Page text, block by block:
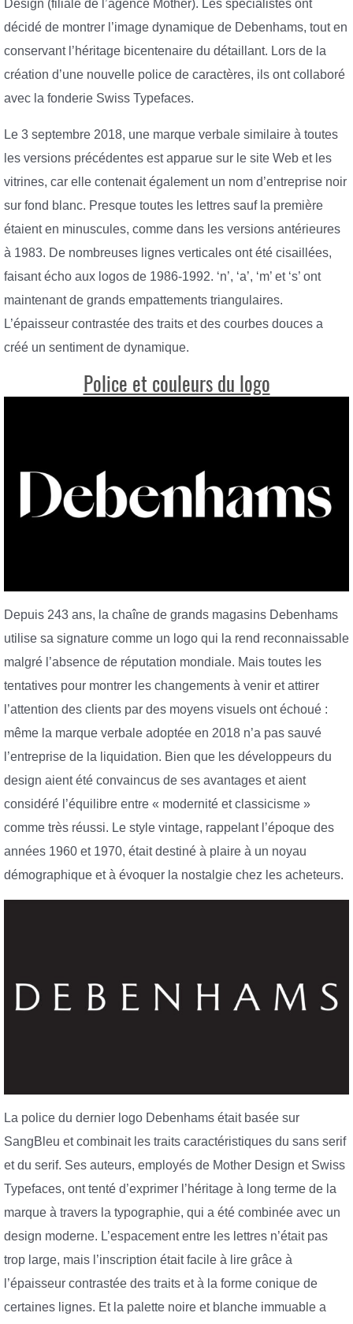
Design (filiale de l’agence Mother). Les spécialistes ont
décidé de montrer l’image dynamique de Debenhams, tout en
conservant l’héritage bicentenaire du détaillant. Lors de la
création d’une nouvelle police de caractères, ils ont collaboré
avec la fonderie Swiss Typefaces.
Le 3 septembre 2018, une marque verbale similaire à toutes
les versions précédentes est apparue sur le site Web et les
vitrines, car elle contenait également un nom d’entreprise noir
sur fond blanc. Presque toutes les lettres sauf la première
étaient en minuscules, comme dans les versions antérieures
à 1983. De nombreuses lignes verticales ont été cisaillées,
faisant écho aux logos de 1986-1992. ‘n’, ‘a’, ‘m’ et ‘s’ ont
maintenant de grands empattements triangulaires.
L’épaisseur contrastée des traits et des courbes douces a
créé un sentiment de dynamique.
Police et couleurs du logo
Depuis 243 ans, la chaîne de grands magasins Debenhams
utilise sa signature comme un logo qui la rend reconnaissable
malgré l’absence de réputation mondiale. Mais toutes les
tentatives pour montrer les changements à venir et attirer
l’attention des clients par des moyens visuels ont échoué :
même la marque verbale adoptée en 2018 n’a pas sauvé
l’entreprise de la liquidation. Bien que les développeurs du
design aient été convaincus de ses avantages et aient
considéré l’équilibre entre « modernité et classicisme »
comme très réussi. Le style vintage, rappelant l’époque des
années 1960 et 1970, était destiné à plaire à un noyau
démographique et à évoquer la nostalgie chez les acheteurs.
La police du dernier logo Debenhams était basée sur
SangBleu et combinait les traits caractéristiques du sans serif
et du serif. Ses auteurs, employés de Mother Design et Swiss
Typefaces, ont tenté d’exprimer l’héritage à long terme de la
marque à travers la typographie, qui a été combinée avec un
design moderne. L’espacement entre les lettres n’était pas
trop large, mais l’inscription était facile à lire grâce à
l’épaisseur contrastée des traits et à la forme conique de
certaines lignes. Et la palette noire et blanche immuable a